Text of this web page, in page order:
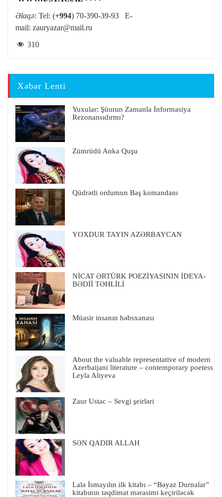
Əlaqə: Tel: (+994) 70-390-39-93 E-
mail: zauryazar@mail.ru
310
Xəbər Lenti
Yuxular: Şüurun Zamanla İnformasiya
Rezonansıdırmı?
Zümrüdü Anka Quşu
Qüdrətli ordumun Baş komandanı
YOXDUR TAYIN AZƏRBAYCAN
NİCAT ƏRTÜRK POEZİYASININ İDEYA-
BƏDİİ TƏHLİLİ
Müasir insanın həbsxanası
About the valuable representative of modern
Azerbaijani literature – contemporary poetess
Leyla Aliyeva
Zaur Ustac – Sevgi şeirləri
SƏN QADIR ALLAH
Lalə İsmayılın ilk kitabı – “Bəyaz Durnalar”
kitabının təqdimat mərasimi keçiriləcək